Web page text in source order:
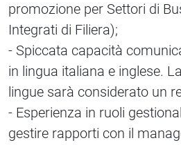
promozione per Settori di
Integrati di Filiera);
- Spiccata capacità
in lingua italiana e inglese.
lingue sarà considerato un
- Esperienza in ruoli
gestire rapporti con il